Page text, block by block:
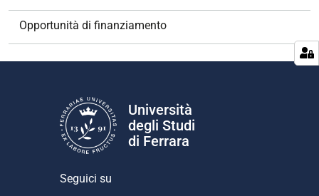
Opportunità di finanziamento
Università
degli Studi
di Ferrara
Seguici su